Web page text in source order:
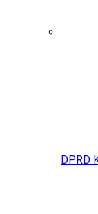
DPRD